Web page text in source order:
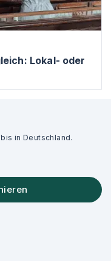
Lokal- oder
in Deutschland.